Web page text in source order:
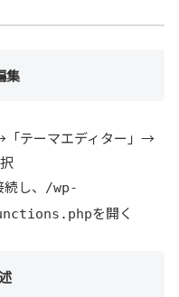
集
テーマエディター」→
し、
/wp-
を開く